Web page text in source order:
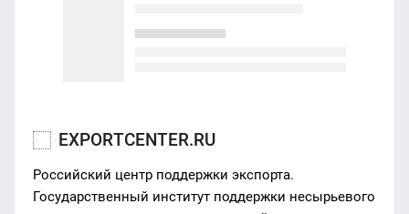
EXPORTCENTER.RU
Российский центр поддержки экспорта.
Государственный институт поддержки несырьевого